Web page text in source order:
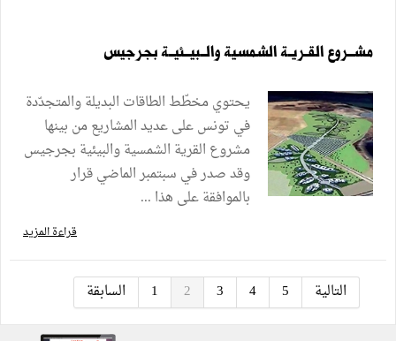
مشــروع القـريـة الشمسية والــبيــئيــة بجرجيس
يحتوي مخطّط الطاقات البديلة والمتجدّدة
في تونس على عديد المشاريع من بينها
مشروع القرية الشمسية والبيئية بجرجيس
وقد صدر في سبتمبر الماضي قرار
بالموافقة على هذا ...
قراءة المزيد
السابقة 1 2 3 4 5 التالية